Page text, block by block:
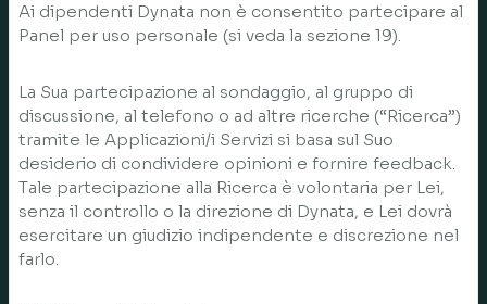
Ai dipendenti Dynata non è consentito partecipare al
Panel per uso personale (si veda la sezione 19).
La Sua partecipazione al sondaggio, al gruppo di
discussione, al telefono o ad altre ricerche (“Ricerca”)
tramite le Applicazioni/i Servizi si basa sul Suo
desiderio di condividere opinioni e fornire feedback.
Tale partecipazione alla Ricerca è volontaria per Lei,
senza il controllo o la direzione di Dynata, e Lei dovrà
esercitare un giudizio indipendente e discrezione nel
farlo.